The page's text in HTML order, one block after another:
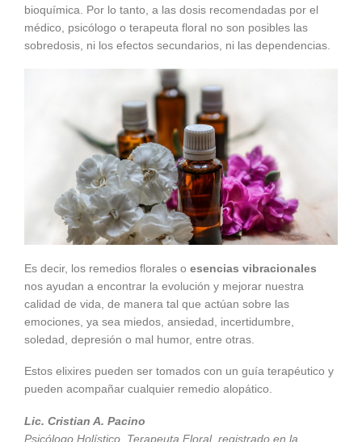
bioquímica. Por lo tanto, a las dosis recomendadas por el
médico, psicólogo o terapeuta floral no son posibles las
sobredosis, ni los efectos secundarios, ni las dependencias.
Es decir, los remedios florales o esencias vibracionales
nos ayudan a encontrar la evolución y mejorar nuestra
calidad de vida, de manera tal que actúan sobre las
emociones, ya sea miedos, ansiedad, incertidumbre,
soledad, depresión o mal humor, entre otras.
Estos elixires pueden ser tomados con un guía terapéutico y
pueden acompañar cualquier remedio alopático.
Lic. Cristian A. Pacino
Psicólogo Holístico, Terapeuta Floral, registrado en la